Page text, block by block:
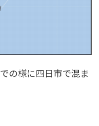
の様に四日市で混ま